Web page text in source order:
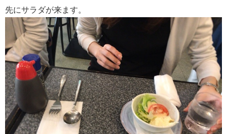
先にサラダが来ます。